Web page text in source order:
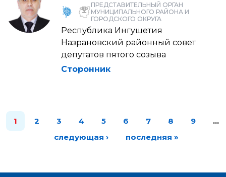
ПРЕДСТАВИТЕЛЬНЫЙ ОРГАН
МУНИЦИПАЛЬНОГО РАЙОНА И
ГОРОДСКОГО ОКРУГА
Республика Ингушетия
Назрановский районный совет
депутатов пятого созыва
Сторонник
1 2 3 4 5 6 7 8 9
…
следующая ›
последняя »